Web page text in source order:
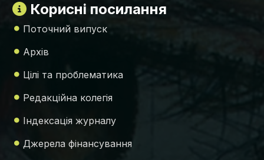
Корисні посилання
Поточний випуск
Архів
Цілі та проблематика
Редакційна колегія
Індексація журналу
Джерела фінансування